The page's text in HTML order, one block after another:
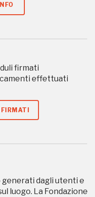
firmati
effettuati
FIRMATI
generati dagli utenti e
luogo. La Fondazione
Sansevero
Napoli
Firenze